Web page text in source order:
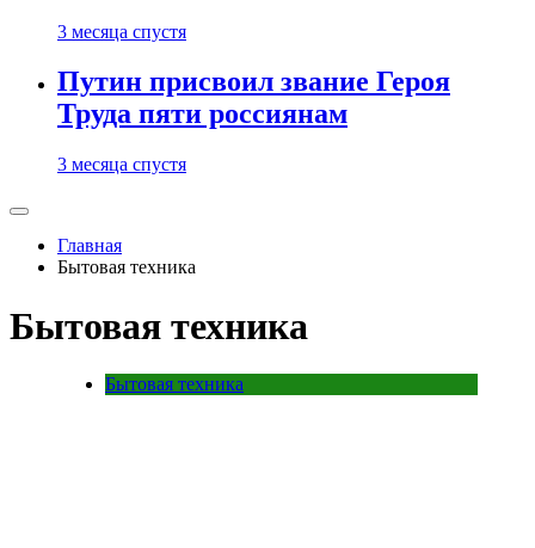
3 месяца спустя
Путин присвоил звание Героя
Труда пяти россиянам
3 месяца спустя
Главная
Бытовая техника
Бытовая техника
Бытовая техника